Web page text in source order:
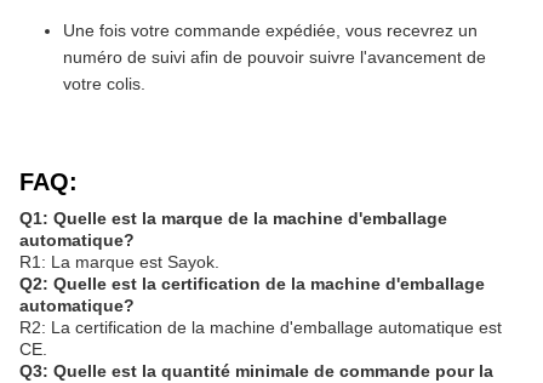
Une fois votre commande expédiée, vous recevrez un
numéro de suivi afin de pouvoir suivre l'avancement de
votre colis.
FAQ:
Q1: Quelle est la marque de la machine d'emballage
automatique?
R1: La marque est Sayok.
Q2: Quelle est la certification de la machine d'emballage
automatique?
R2: La certification de la machine d'emballage automatique est
CE.
Q3: Quelle est la quantité minimale de commande pour la